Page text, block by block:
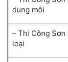
dung môi
– Thi Công Sơn
loại